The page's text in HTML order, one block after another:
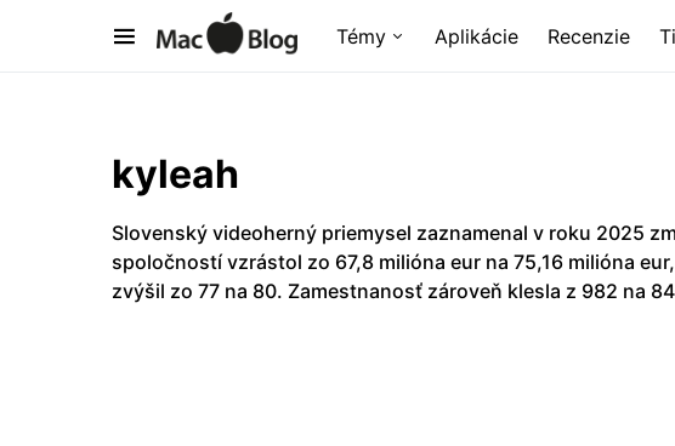
Témy Aplikácie Recenzie
kyleah
Slovenský videoherný priemysel zaznamenal v roku 2025
spoločností vzrástol zo 67,8 milióna eur na 75,16 milióna
zvýšil zo 77 na 80. Zamestnanosť zároveň klesla z 982 na